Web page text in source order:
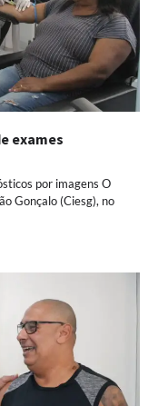
exames
por imagens O
Gonçalo (Ciesg), no